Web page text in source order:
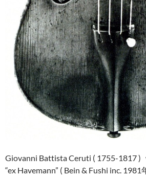
Giovanni Battista Ceruti ( 1755-1817 )
“ex Havemann” ( Bein & Fushi inc. 1981